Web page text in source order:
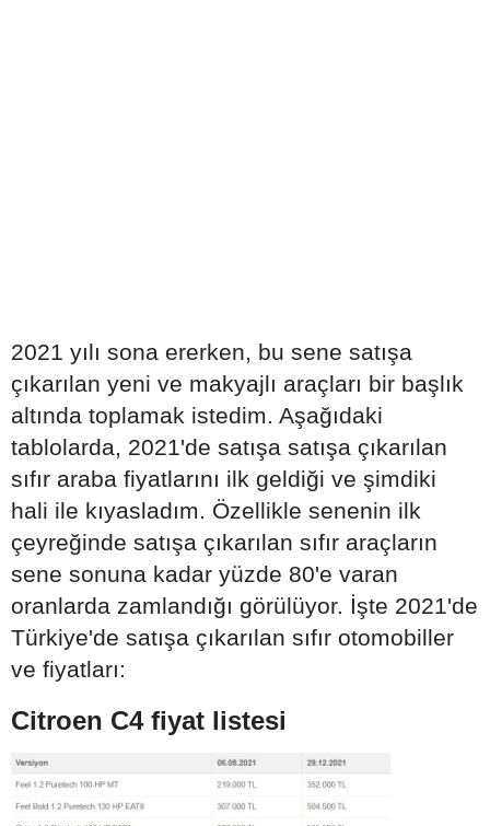
2021 yılı sona ererken, bu sene satışa
çıkarılan yeni ve makyajlı araçları bir başlık
altında toplamak istedim. Aşağıdaki
tablolarda, 2021'de satışa satışa çıkarılan
sıfır araba fiyatlarını ilk geldiği ve şimdiki
hali ile kıyasladım. Özellikle senenin ilk
çeyreğinde satışa çıkarılan sıfır araçların
sene sonuna kadar yüzde 80'e varan
oranlarda zamlandığı görülüyor. İşte 2021'de
Türkiye'de satışa çıkarılan sıfır otomobiller
ve fiyatları:
Citroen C4 fiyat listesi